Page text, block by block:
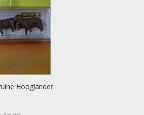
Hooglander